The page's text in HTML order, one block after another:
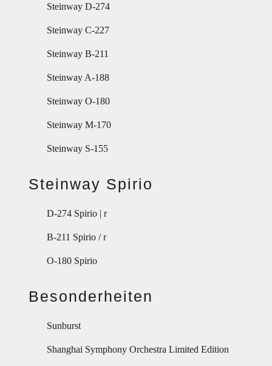
Steinway D-274
Steinway C-227
Steinway B-211
Steinway A-188
Steinway O-180
Steinway M-170
Steinway S-155
Steinway Spirio
D-274 Spirio | r
B-211 Spirio / r
O-180 Spirio
Besonderheiten
Sunburst
Shanghai Symphony Orchestra Limited Edition